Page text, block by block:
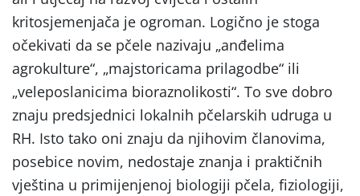
kritosjemenjača je ogroman. Logično je stoga
očekivati da se pčele nazivaju „anđelima
agrokulture“, „majstoricama prilagodbe“ ili
„veleposlanicima bioraznolikosti“. To sve dobro
znaju predsjednici lokalnih pčelarskih udruga u
RH. Isto tako oni znaju da njihovim članovima,
posebice novim, nedostaje znanja i praktičnih
vještina u primijenjenoj biologiji pčela, fiziologiji,